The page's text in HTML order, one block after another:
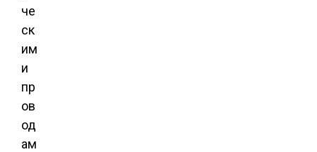
че
ск
им
и
пр
ов
од
ам